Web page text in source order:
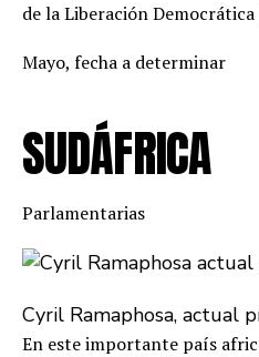
de la Liberación Democrática
Mayo, fecha a determinar
SUDÁFRICA
Parlamentarias
Cyril Ramaphosa, actual
En este importante país